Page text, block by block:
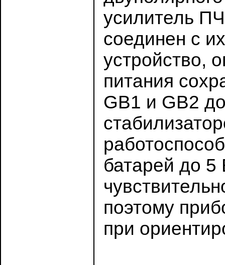
усилитель
соединен с
устройство,
питания
GB1 и GB2
батарей до 5
поэтому
при